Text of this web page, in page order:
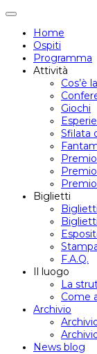
Attiva/disattiva
navigazione
Home
Ospiti
Programma
Attività
Cos’è
Giochi
Sfilata
Biglietti
F.A.Q.
Il luogo
La
Come
Archivio
News blog